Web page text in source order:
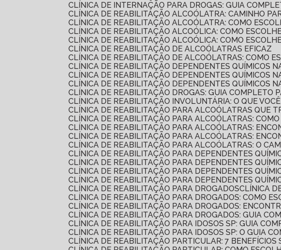
CLÍNICA DE INTERNAÇÃO PARA DROGAS: GUIA
CLÍNICA DE REABILITAÇÃO ALCOÓLATRA: CAMINHO
CLÍNICA DE REABILITAÇÃO ALCOÓLATRA: COMO
CLÍNICA DE REABILITAÇÃO ALCOÓLICA: COMO
CLÍNICA DE REABILITAÇÃO ALCOÓLICA: COMO
CLÍNICA DE REABILITAÇÃO DE ALCOÓLATRAS EFICAZ
CLÍNICA DE REABILITAÇÃO DE ALCOÓLATRAS: COMO
CLÍNICA DE REABILITAÇÃO DEPENDENTES QUÍMICOS
CLÍNICA DE REABILITAÇÃO DEPENDENTES QUÍMICOS
CLÍNICA DE REABILITAÇÃO DEPENDENTES QUÍMICOS
CLÍNICA DE REABILITAÇÃO DROGAS: GUIA COMPLETO
CLÍNICA DE REABILITAÇÃO INVOLUNTÁRIA: O QUE
CLÍNICA DE REABILITAÇÃO PARA ALCOÓLATRAS QUE
CLÍNICA DE REABILITAÇÃO PARA ALCOÓLATRAS:
CLÍNICA DE REABILITAÇÃO PARA ALCOÓLATRAS:
CLÍNICA DE REABILITAÇÃO PARA ALCOÓLATRAS:
CLÍNICA DE REABILITAÇÃO PARA ALCOÓLATRAS: O
CLÍNICA DE REABILITAÇÃO PARA DEPENDENTES
CLÍNICA DE REABILITAÇÃO PARA DEPENDENTES
CLÍNICA DE REABILITAÇÃO PARA DEPENDENTES
CLÍNICA DE REABILITAÇÃO PARA DEPENDENTES
CLÍNICA DE REABILITAÇÃO PARA DROGADOS
CLÍNICA
CLÍNICA DE REABILITAÇÃO PARA DROGADOS: COMO
CLÍNICA DE REABILITAÇÃO PARA DROGADOS:
CLÍNICA DE REABILITAÇÃO PARA DROGADOS: GUIA
CLÍNICA DE REABILITAÇÃO PARA IDOSOS SP: GUIA
CLÍNICA DE REABILITAÇÃO PARA IDOSOS SP: O GUIA
CLÍNICA DE REABILITAÇÃO PARTICULAR: 7 BENEFÍCIOS